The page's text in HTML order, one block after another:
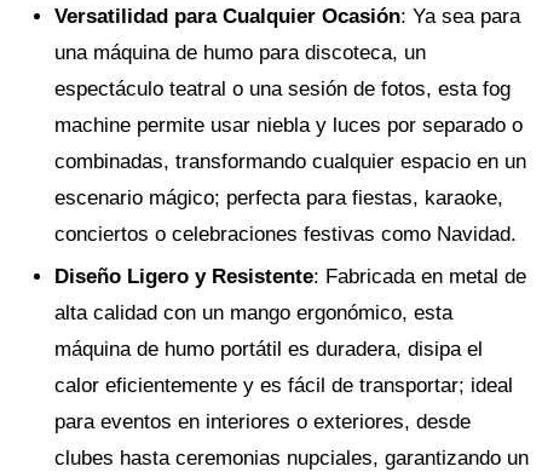
Versatilidad para Cualquier Ocasión: Ya sea para
una máquina de humo para discoteca, un
espectáculo teatral o una sesión de fotos, esta fog
machine permite usar niebla y luces por separado o
combinadas, transformando cualquier espacio en un
escenario mágico; perfecta para fiestas, karaoke,
conciertos o celebraciones festivas como Navidad.
Diseño Ligero y Resistente: Fabricada en metal de
alta calidad con un mango ergonómico, esta
máquina de humo portátil es duradera, disipa el
calor eficientemente y es fácil de transportar; ideal
para eventos en interiores o exteriores, desde
clubes hasta ceremonias nupciales, garantizando un